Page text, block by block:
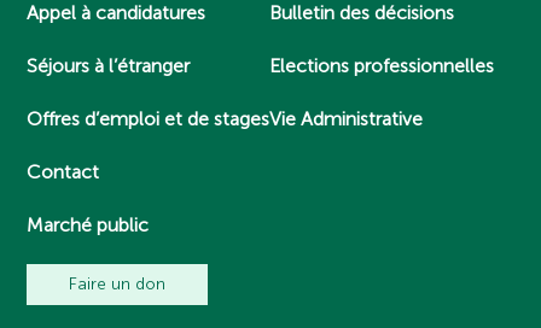
Appel à candidatures
Séjours à l’étranger
Offres d’emploi et de stages
Contact
Marché public
Bulletin des décisions
Elections professionnelles
Vie Administrative
Faire un don